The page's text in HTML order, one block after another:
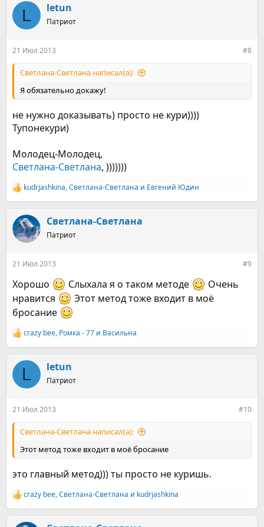
к
ц
и
L letun
Патриот
21 Июл 2013 #8
Светлана-Светлана написал(а):
Я обязательно докажу!
не нужно доказывать) просто не кури))))
Тупонекури)
Молодец-Молодец,
Светлана-Светлана, )))))))
Р
е
к
ц
и
kudrjashkina,Светлана-Светлана и Евгений Юдин
Светлана-Светлана
Патриот
21 Июл 2013 #9
Хорошо Слыхала я о таком методе
Очень
нравится
Этот метод тоже входит в моё
бросание
Р
е
к
ц
и
crazy bee, Ромка - 77 и Васильна
L letun
Патриот
21 Июл 2013 #10
Светлана-Светлана написал(а):
Этот метод тоже входит в моё бросание
это главный метод))) ты просто не куришь.
Р
е
crazy bee,Светлана-Светлана и kudrjashkina